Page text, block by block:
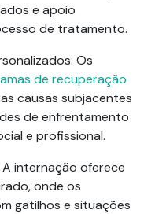
e apoio
de tratamento.
: Os
de recuperação
causas subjacentes
de enfrentamento
e profissional.
A internação oferece
onde os
gatilhos e situações